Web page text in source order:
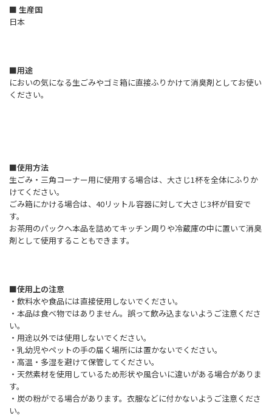
■ 生産国
日本
■用途
においの気になる生ごみやゴミ箱に直接ふりかけて消臭剤としてお使い
ください。
■使用方法
生ごみ・三角コーナー用に使用する場合は、大さじ1杯を全体にふりか
けてください。
ごみ箱にかける場合は、40リットル容器に対して大さじ3杯が目安で
す。
お茶用のパックへ本品を詰めてキッチン周りや冷蔵庫の中に置いて消臭
剤として使用することもできます。
■使用上の注意
・飲料水や食品には直接使用しないでください。
・本品は食べ物ではありません。誤って飲み込まないようご注意くださ
い。
・用途以外では使用しないでください。
・乳幼児やペットの手の届く場所には置かないでください。
・高温・多湿を避けて保管してください。
・天然素材を使用しているため形状や風合いに違いがある場合がありま
す。
・炭の粉がでる場合があります。衣服などに付かないようご注意くださ
い。